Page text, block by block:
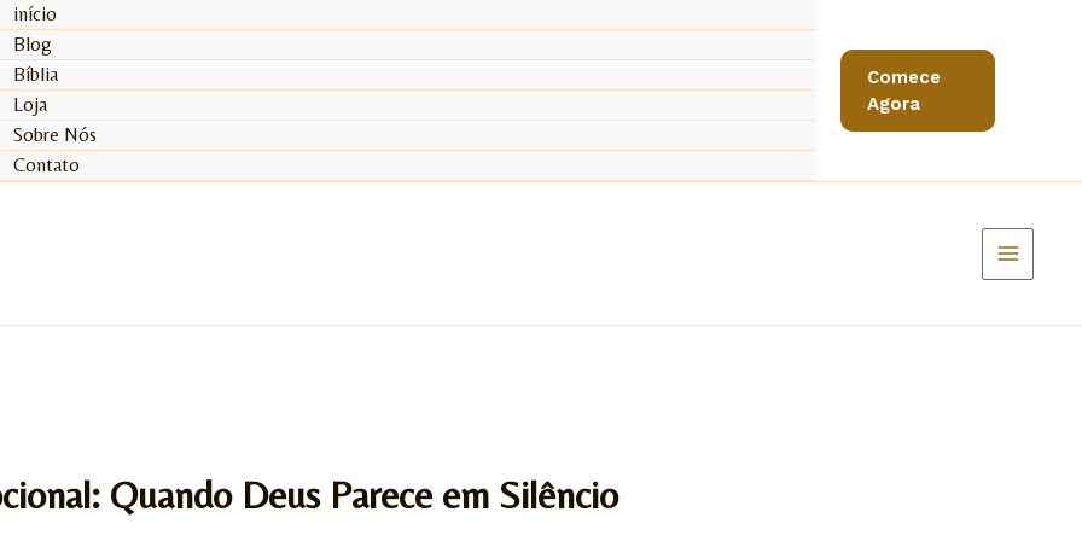
início
Blog
Bíblia
Loja
Sobre Nós
Contato
Comece
Agora
Quando Deus Parece em Silêncio